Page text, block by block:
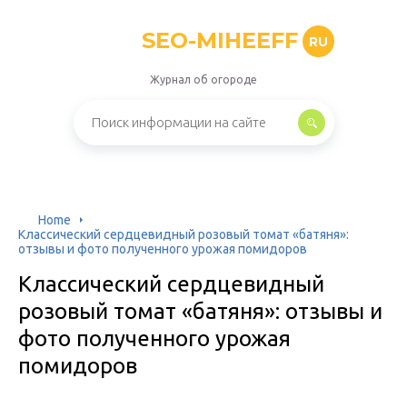
SEO-MIHEEFF RU
Журнал об огороде
Home
Классический сердцевидный розовый томат «батяня»:
отзывы и фото полученного урожая помидоров
Классический сердцевидный
розовый томат «батяня»: отзывы и
фото полученного урожая
помидоров